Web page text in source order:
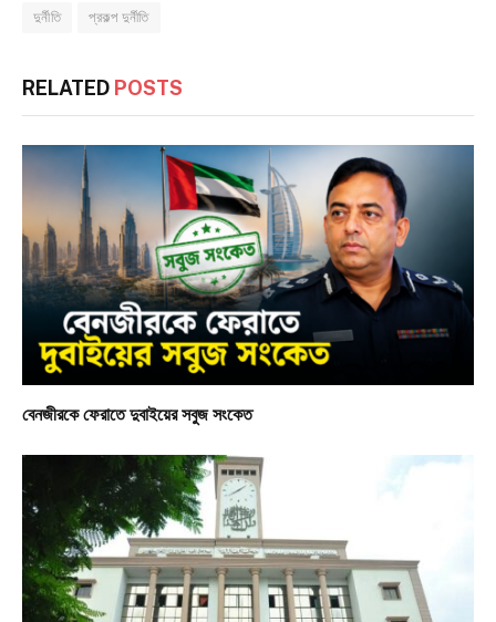
দুর্নীতি প্রকল্প দুর্নীতি
RELATED POSTS
বেনজীরকে ফেরাতে দুবাইয়ের সবুজ সংকেত